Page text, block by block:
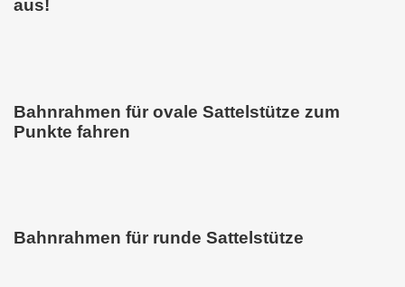
aus!
Bahnrahmen für ovale Sattelstütze zum
Punkte fahren
Bahnrahmen für runde Sattelstütze